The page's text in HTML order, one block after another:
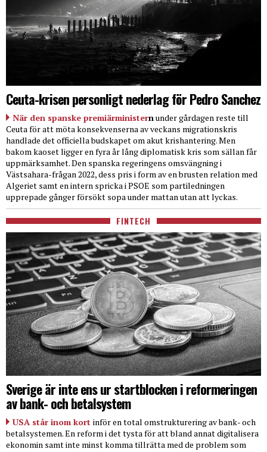
Ceuta-krisen personligt nederlag för Pedro Sanchez
När den spanske premiärministernunder gårdagen reste till
Ceuta för att möta konsekvenserna av veckans migrationskris
handlade det officiella budskapet om akut krishantering. Men
bakom kaoset ligger en fyra år lång diplomatisk kris som sällan får
uppmärksamhet. Den spanska regeringens omsvängning i
Västsahara-frågan 2022, dess pris i form av en brusten relation med
Algeriet samt en intern spricka i PSOE som partiledningen
upprepade gånger försökt sopa under mattan utan att lyckas.
FINTECH
Sverige är inte ens ur startblocken i reformeringen
av bank- och betalsystem
USA står inom kort inför en total omstrukturering av bank- och
betalsystemen. En reform i det tysta för att bland annat digitalisera
ekonomin samt inte minst komma tillrätta med de problem som